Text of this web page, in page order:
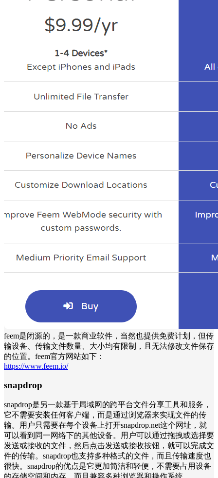
feem是闭源的，是一款商业软件，当然也提供免费计划，但传
输设备、传输文件数量、大小均有限制，且无法修改文件保存
的位置。feem官方网站如下：
https://www.feem.io/
snapdrop
snapdrop是另一款基于局域网的跨平台文件分享工具和服务，
它不需要安装任何客户端，而是通过浏览器来实现文件的传
输。用户只需要在每个设备上打开snapdrop.net这个网址，就
可以看到同一网络下的其他设备。用户可以通过拖拽或选择要
发送或接收的文件，然后点击发送或接收按钮，就可以完成文
件的传输。snapdrop也支持多种格式的文件，而且传输速度也
很快。snapdrop的优点是它更加简洁和轻便，不需要占用设备
的存储空间和内存，而且兼容多种浏览器和操作系统。